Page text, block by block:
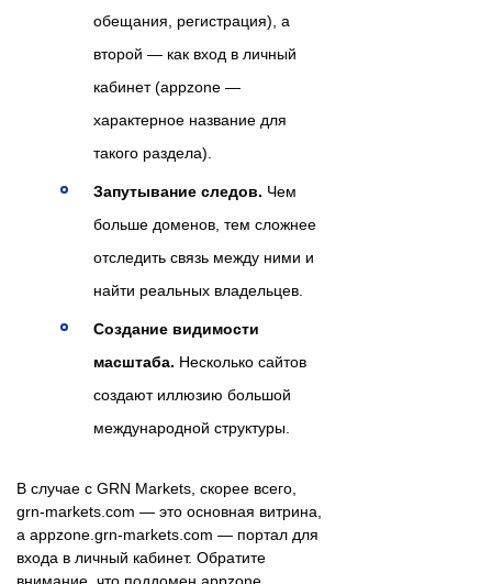
обещания, регистрация), а
второй — как вход в личный
кабинет (appzone —
характерное название для
такого раздела).
Запутывание следов. Чем
больше доменов, тем сложнее
отследить связь между ними и
найти реальных владельцев.
Создание видимости
масштаба. Несколько сайтов
создают иллюзию большой
международной структуры.
В случае с GRN Markets, скорее всего,
grn-markets.com — это основная витрина,
а appzone.grn-markets.com — портал для
входа в личный кабинет. Обратите
внимание, что поддомен appzone